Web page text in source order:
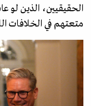
الحقيقيين، الذين لو
متعتهم في الخلافات